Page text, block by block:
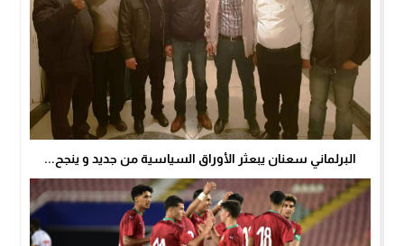
البرلماني سعنان يبعثر الأوراق السياسية من جديد و ينجح...